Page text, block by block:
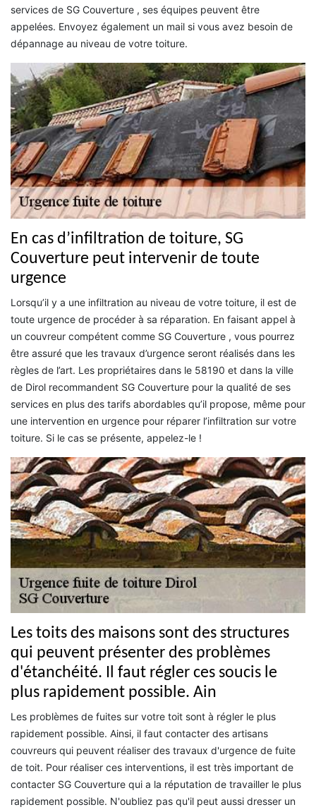
services de SG Couverture , ses équipes peuvent être
appelées. Envoyez également un mail si vous avez besoin de
dépannage au niveau de votre toiture.
En cas d’infiltration de toiture, SG
Couverture peut intervenir de toute
urgence
Lorsqu’il y a une infiltration au niveau de votre toiture, il est de
toute urgence de procéder à sa réparation. En faisant appel à
un couvreur compétent comme SG Couverture , vous pourrez
être assuré que les travaux d’urgence seront réalisés dans les
règles de l’art. Les propriétaires dans le 58190 et dans la ville
de Dirol recommandent SG Couverture pour la qualité de ses
services en plus des tarifs abordables qu’il propose, même pour
une intervention en urgence pour réparer l’infiltration sur votre
toiture. Si le cas se présente, appelez-le !
Les toits des maisons sont des structures
qui peuvent présenter des problèmes
d'étanchéité. Il faut régler ces soucis le
plus rapidement possible. Ain
Les problèmes de fuites sur votre toit sont à régler le plus
rapidement possible. Ainsi, il faut contacter des artisans
couvreurs qui peuvent réaliser des travaux d'urgence de fuite
de toit. Pour réaliser ces interventions, il est très important de
contacter SG Couverture qui a la réputation de travailler le plus
rapidement possible. N'oubliez pas qu'il peut aussi dresser un